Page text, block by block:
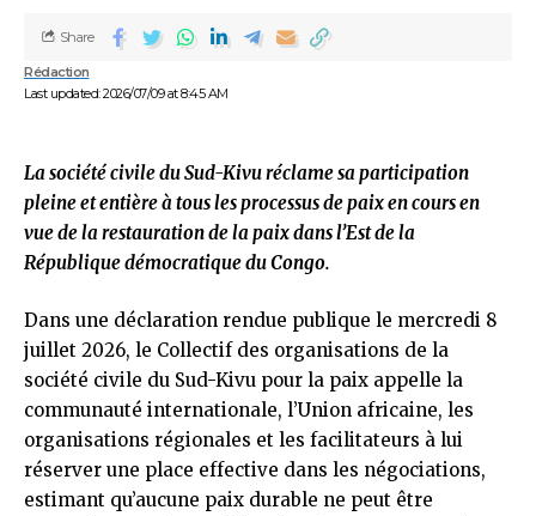
Last updated: 2026/07/09 at 8:45 AM
Rédaction
Share
La société civile du Sud-Kivu réclame sa participation
pleine et entière à tous les processus de paix en cours en
vue de la restauration de la paix dans l’Est de la
République démocratique du Congo.
Dans une déclaration rendue publique le mercredi 8
juillet 2026, le Collectif des organisations de la
société civile du Sud-Kivu pour la paix appelle la
communauté internationale, l’Union africaine, les
organisations régionales et les facilitateurs à lui
réserver une place effective dans les négociations,
estimant qu’aucune paix durable ne peut être